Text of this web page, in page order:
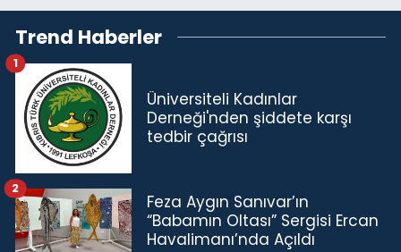
Trend Haberler
Üniversiteli Kadınlar
Derneği'nden şiddete karşı
tedbir çağrısı
1
Feza Aygın Sanıvar’ın
“Babamın Oltası” Sergisi Ercan
Havalimanı’nda Açıldı
2